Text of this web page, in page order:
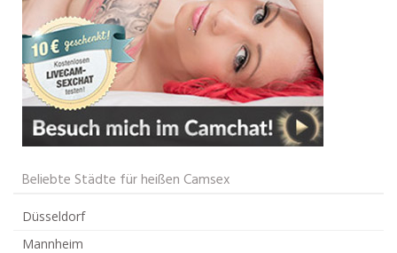
Beliebte Städte für heißen Camsex
Düsseldorf
Mannheim